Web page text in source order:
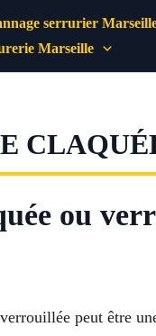
serrurier
Marseille
ou
peut être